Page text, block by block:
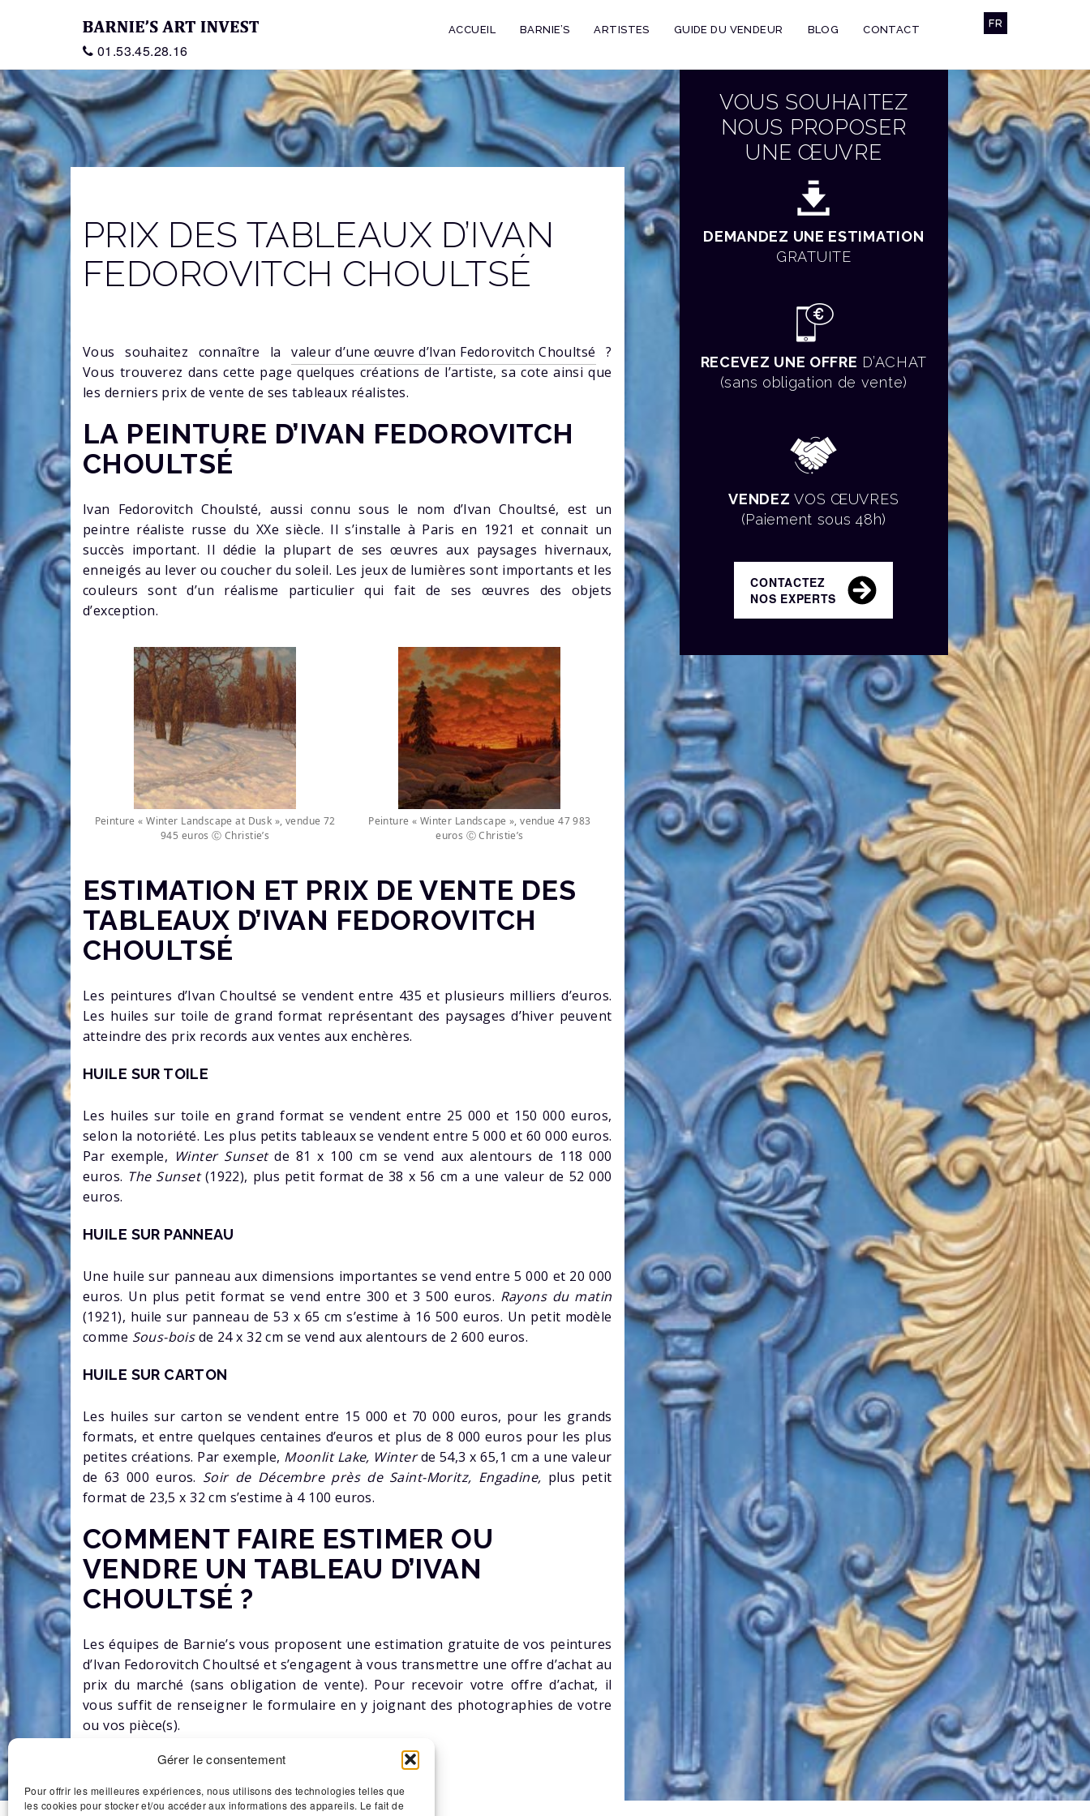
Gérer le consentement
Pour offrir les meilleures expériences, nous utilisons des technologies telles que
les cookies pour stocker et/ou accéder aux informations des appareils. Le fait de
01.53.45.28.16
ACCUEIL BARNIE’S ARTISTES GUIDE DU VENDEUR BLOG CONTACT
FR
VOUS SOUHAITEZ
NOUS PROPOSER
UNE ŒUVRE
DEMANDEZ UNE ESTIMATION
GRATUITE
RECEVEZ UNE OFFRE D’ACHAT
(sans obligation de vente)
VENDEZ VOS ŒUVRES
(Paiement sous 48h)
CONTACTEZ
NOS EXPERTS
PRIX DES TABLEAUX D’IVAN
FEDOROVITCH CHOULTSÉ
Vous souhaitez connaître lavaleur d’une œuvre d’Ivan Fedorovitch Choultsé ?
Vous trouverez dans cette page quelques créations de l’artiste, sa cote ainsi que
les derniers prix de vente de ses tableaux réalistes.
LA PEINTURE D’IVAN FEDOROVITCH
CHOULTSÉ
Ivan Fedorovitch Choulsté, aussi connu sous le nom d’Ivan Choultsé, est un
peintre réaliste russe du XXe siècle. Il s’installe à Paris en 1921 et connait un
succès important. Il dédie la plupart de ses œuvres aux paysages hivernaux,
enneigés au lever ou coucher du soleil. Les jeux de lumières sont importants et les
couleurs sont d’un réalisme particulier qui fait de ses œuvres des objets
d’exception.
Peinture « Winter Landscape at Dusk », vendue 72
945 euros Ⓒ Christie’s
Peinture « Winter Landscape », vendue 47 983
euros Ⓒ Christie’s
ESTIMATION ET PRIX DE VENTE DES
TABLEAUX D’IVAN FEDOROVITCH
CHOULTSÉ
Les peintures d’Ivan Choultsé se vendent entre 435 et plusieurs milliers d’euros.
Les huiles sur toile de grand format représentant des paysages d’hiver peuvent
atteindre des prix records aux ventes aux enchères.
HUILE SUR TOILE
Les huiles sur toile en grand format se vendent entre 25 000 et 150 000 euros,
selon la notoriété. Les plus petits tableaux se vendent entre 5 000 et 60 000 euros.
Par exemple, Winter Sunsetde 81 x 100 cm se vend aux alentours de 118 000
euros. The Sunset(1922), plus petit format de 38 x 56 cm a une valeur de 52 000
euros.
HUILE SUR PANNEAU
Une huile sur panneau aux dimensions importantes se vend entre 5 000 et 20 000
euros. Un plus petit format se vend entre 300 et 3 500 euros. Rayons du matin
(1921), huile sur panneau de 53 x 65 cm s’estime à 16 500 euros. Un petit modèle
comme Sous-boisde 24 x 32 cm se vend aux alentours de 2 600 euros.
HUILE SUR CARTON
Les huiles sur carton se vendent entre 15 000 et 70 000 euros, pour les grands
formats, et entre quelques centaines d’euros et plus de 8 000 euros pour les plus
petites créations. Par exemple, Moonlit Lake, Winterde 54,3 x 65,1 cm a une valeur
de 63 000 euros. Soir de Décembre près de Saint-Moritz, Engadine, plus petit
format de 23,5 x 32 cm s’estime à 4 100 euros.
COMMENT FAIRE ESTIMER OU
VENDRE UN TABLEAU D’IVAN
CHOULTSÉ ?
Les équipes de Barnie’s vous proposent une estimation gratuite de vos peintures
d’Ivan Fedorovitch Choultsé et s’engagent à vous transmettre une offre d’achat au
prix du marché (sans obligation de vente). Pour recevoir votre offre d’achat, il
vous suffit de renseigner le formulaire en y joignant des photographies de votre
ou vos pièce(s).